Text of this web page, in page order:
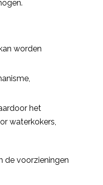
worden
het
waterkokers,
de voorzieningen